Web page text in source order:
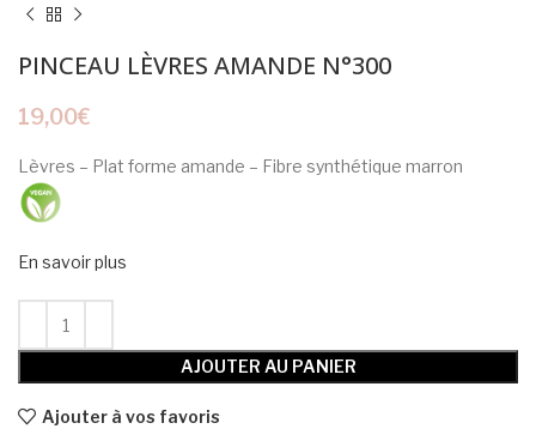
PINCEAU LÈVRES AMANDE N°300
19,00€
Lèvres – Plat forme amande – Fibre synthétique marron
En savoir plus
AJOUTER AU PANIER
Ajouter à vos favoris